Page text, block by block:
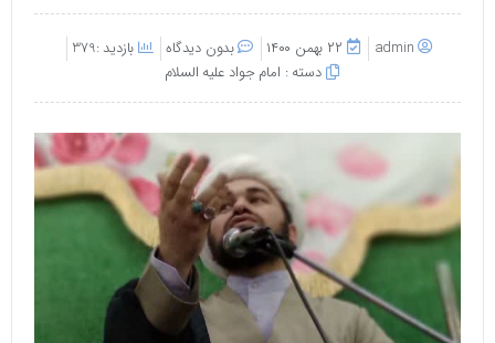
admin ۲۲ بهمن ۱۴۰۰ بدون دیدگاه
بازدید :379
دسته :امام جواد علیه السلام